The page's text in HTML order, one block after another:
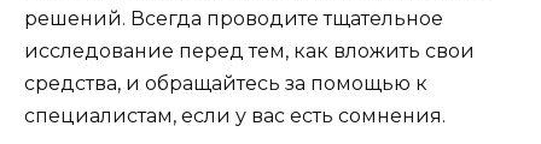
решений. Всегда проводите тщательное
исследование перед тем, как вложить свои
средства, и обращайтесь за помощью к
специалистам, если у вас есть сомнения.